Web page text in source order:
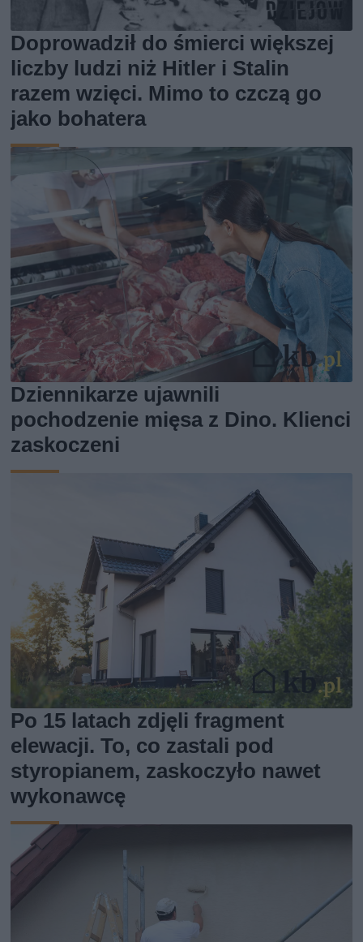
Doprowadził do śmierci większej
liczby ludzi niż Hitler i Stalin
razem wzięci. Mimo to czczą go
jako bohatera
Dziennikarze ujawnili
pochodzenie mięsa z Dino. Klienci
zaskoczeni
Po 15 latach zdjęli fragment
elewacji. To, co zastali pod
styropianem, zaskoczyło nawet
wykonawcę